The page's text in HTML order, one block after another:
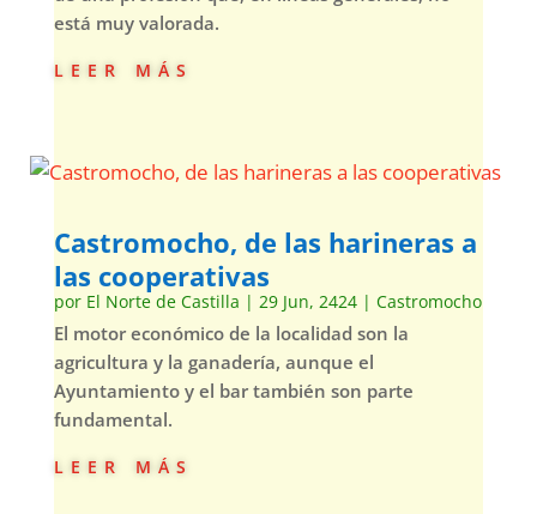
está muy valorada.
leer más
Castromocho, de las harineras a
las cooperativas
por El Norte de Castilla | 29 Jun, 2424| Castromocho
El motor económico de la localidad son la
agricultura y la ganadería, aunque el
Ayuntamiento y el bar también son parte
fundamental.
leer más